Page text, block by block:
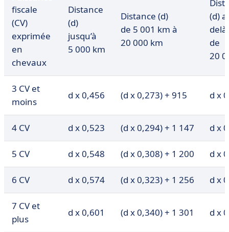
fiscale
(CV)
exprimée
en
chevaux
Distance
(d)
jusqu’à
5 000 km
Distance (d)
de 5 001 km à
20 000 km
(d)
delà
de
20
3 CV et
moins
d x 0,456 (d x 0,273) + 915 d x
4 CV d x 0,523 (d x 0,294) + 1 147 d x
5 CV d x 0,548 (d x 0,308) + 1 200 d x
6 CV d x 0,574 (d x 0,323) + 1 256 d x
7 CV et
plus
d x 0,601 (d x 0,340) + 1 301 d x